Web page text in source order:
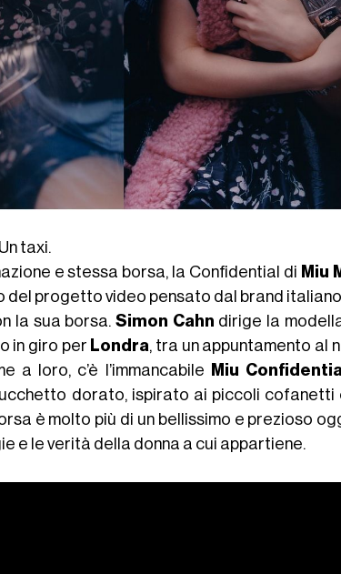
taxi.
e stessa borsa, la Confidential di Miu
del progetto video pensato dal brand
la sua borsa.Simon Cahn dirige la
in giro per Londra, tra un appuntamento al
a loro, c’è l’immancabile
Miu Confidential
dorato, ispirato ai piccoli cofanetti
è molto più di un bellissimo e prezioso
e le verità della donna a cui appartiene.